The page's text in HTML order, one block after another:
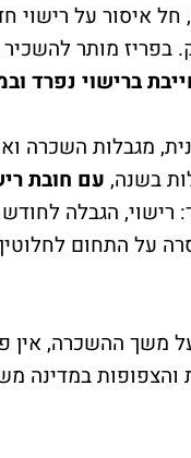
איסור על רישוי
ברישוי נפרד
מגבלות השכרה
עם חובת
רישוי, הגבלה
על התחום לחלוטין
משך ההשכרה, אין
והצפופות במדינה